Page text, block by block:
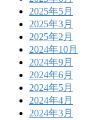
2025年5月
2025年3月
2025年2月
2024年10月
2024年9月
2024年6月
2024年5月
2024年4月
2024年3月